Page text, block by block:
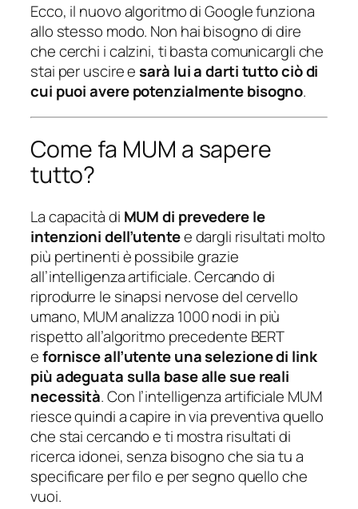
Ecco, il nuovo algoritmo di Google funziona
allo stesso modo. Non hai bisogno di dire
che cerchi i calzini, ti basta comunicargli che
stai per uscire esarà lui a darti tutto ciò di
cui puoi avere potenzialmente bisogno.
Come fa MUM a sapere
tutto?
La capacità di MUM di prevedere le
intenzioni dell’utentee dargli risultati molto
più pertinenti è possibile grazie
all’intelligenza artificiale. Cercando di
riprodurre le sinapsi nervose del cervello
umano, MUM analizza 1000 nodi in più
rispetto all’algoritmo precedente BERT
efornisce all’utente una selezione di link
più adeguata sulla base alle sue reali
necessità. Con l’intelligenza artificiale MUM
riesce quindi a capire in via preventiva quello
che stai cercando e ti mostra risultati di
ricerca idonei, senza bisogno che sia tu a
specificare per filo e per segno quello che
vuoi.